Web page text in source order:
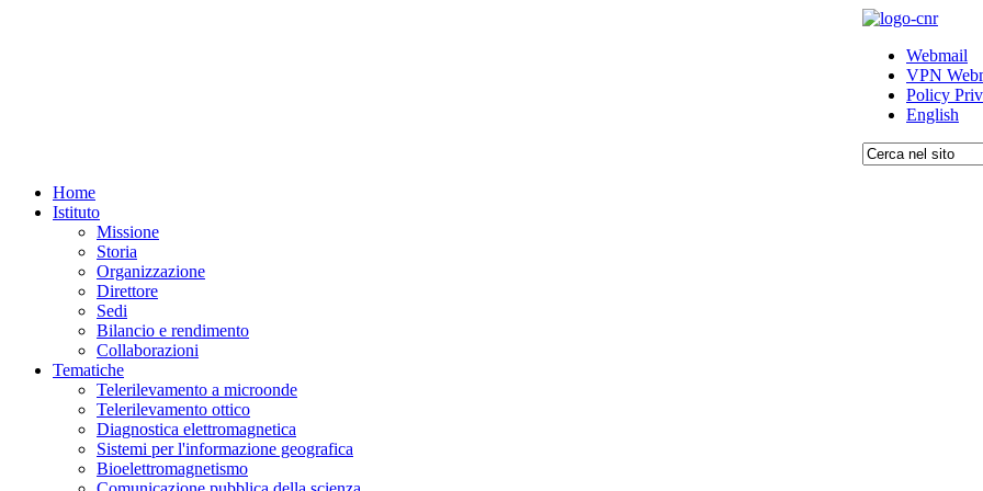
Webmail
VPN
Policy
English
Home
Istituto
Missione
Storia
Organizzazione
Direttore
Sedi
Bilancio e rendimento
Collaborazioni
Tematiche
Telerilevamento a microonde
Telerilevamento ottico
Diagnostica elettromagnetica
Sistemi per l'informazione geografica
Bioelettromagnetismo